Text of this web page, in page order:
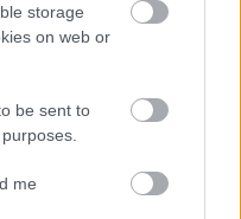
storage
on web or
be sent to
me